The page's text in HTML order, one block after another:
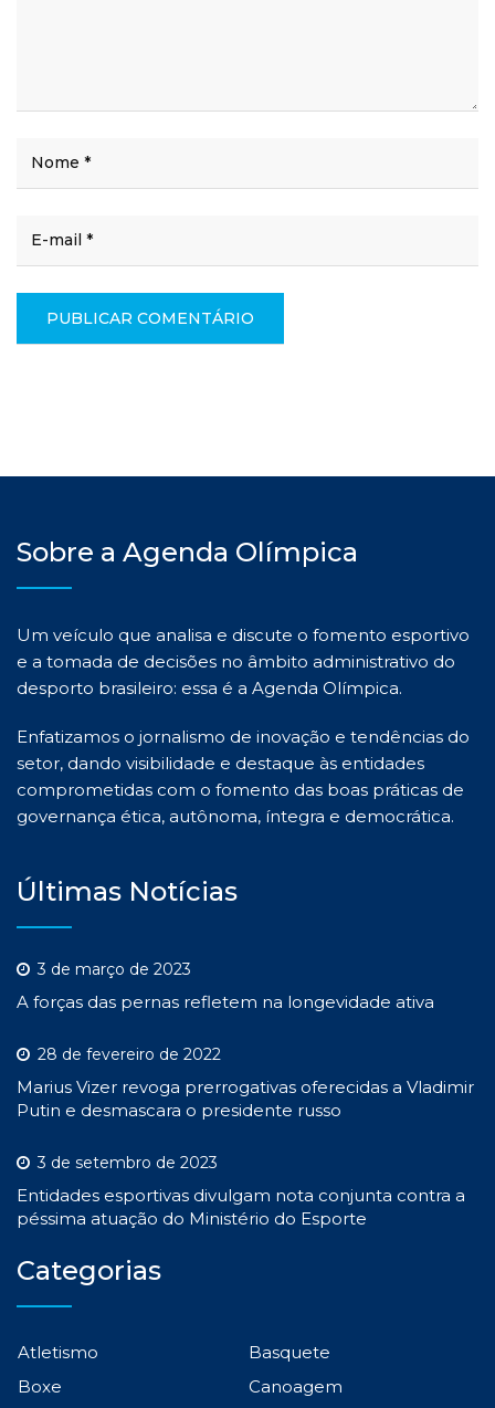
Sobre a Agenda Olímpica
Um veículo que analisa e discute o fomento esportivo
e a tomada de decisões no âmbito administrativo do
desporto brasileiro: essa é a Agenda Olímpica.
Enfatizamos o jornalismo de inovação e tendências do
setor, dando visibilidade e destaque às entidades
comprometidas com o fomento das boas práticas de
governança ética, autônoma, íntegra e democrática.
Últimas Notícias
3 de março de 2023
A forças das pernas refletem na longevidade ativa
28 de fevereiro de 2022
Marius Vizer revoga prerrogativas oferecidas a Vladimir
Putin e desmascara o presidente russo
3 de setembro de 2023
Entidades esportivas divulgam nota conjunta contra a
péssima atuação do Ministério do Esporte
Categorias
Atletismo
Basquete
Boxe
Canoagem